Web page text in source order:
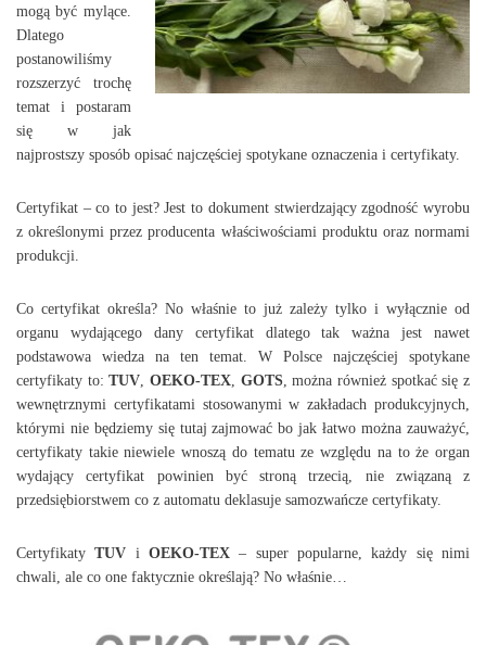
mogą być mylące.
Dlatego
postanowiliśmy
rozszerzyć trochę
temat i postaram
się w jak
najprostszy sposób opisać najczęściej spotykane oznaczenia i certyfikaty.
Certyfikat – co to jest? Jest to dokument stwierdzający zgodność wyrobu
z określonymi przez producenta właściwościami produktu oraz normami
produkcji.
Co certyfikat określa? No właśnie to już zależy tylko i wyłącznie od
organu wydającego dany certyfikat dlatego tak ważna jest nawet
podstawowa wiedza na ten temat. W Polsce najczęściej spotykane
certyfikaty to:TUV ,OEKO-TEX GOTS, można również spotkać się z
wewnętrznymi certyfikatami stosowanymi w zakładach produkcyjnych,
którymi nie będziemy się tutaj zajmować bo jak łatwo można zauważyć,
certyfikaty takie niewiele wnoszą do tematu ze względu na to że organ
wydający certyfikat powinien być stroną trzecią, nie związaną z
przedsiębiorstwem co z automatu deklasuje samozwańcze certyfikaty.
CertyfikatyTUV iOEKO-TEX – super popularne, każdy się nimi
chwali, ale co one faktycznie określają? No właśnie…